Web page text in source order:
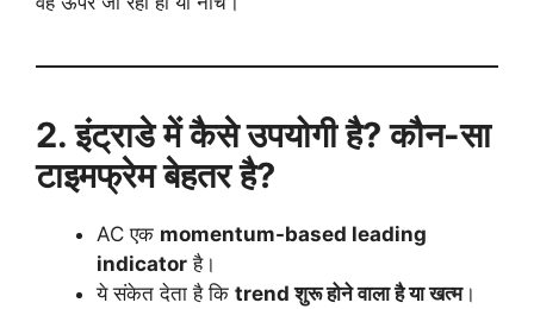
2. इंट्राडे में कैसे उपयोगी है? कौन-सा
टाइमफ्रेम बेहतर है?
AC एक momentum-based leading
indicator है।
ये संकेत देता है कि trend शुरू होने वाला है या खत्म।